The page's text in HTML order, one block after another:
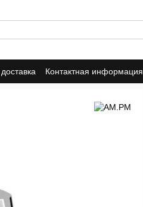
Контактная информация
Гарантия AM.PM Damixa